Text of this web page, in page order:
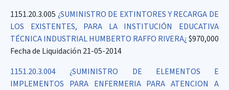
1151.20.3.005 ¿SUMINISTRO DE EXTINTORES Y RECARGA DE
LOS EXISTENTES, PARA LA INSTITUCIÓN EDUCATIVA
TÉCNICA INDUSTRIAL HUMBERTO RAFFO RIVERA¿ $970,000
Fecha de Liquidación 21-05-2014
1151.20.3.004 ¿SUMINISTRO DE ELEMENTOS E
IMPLEMENTOS PARA ENFERMERIA PARA ATENCION A